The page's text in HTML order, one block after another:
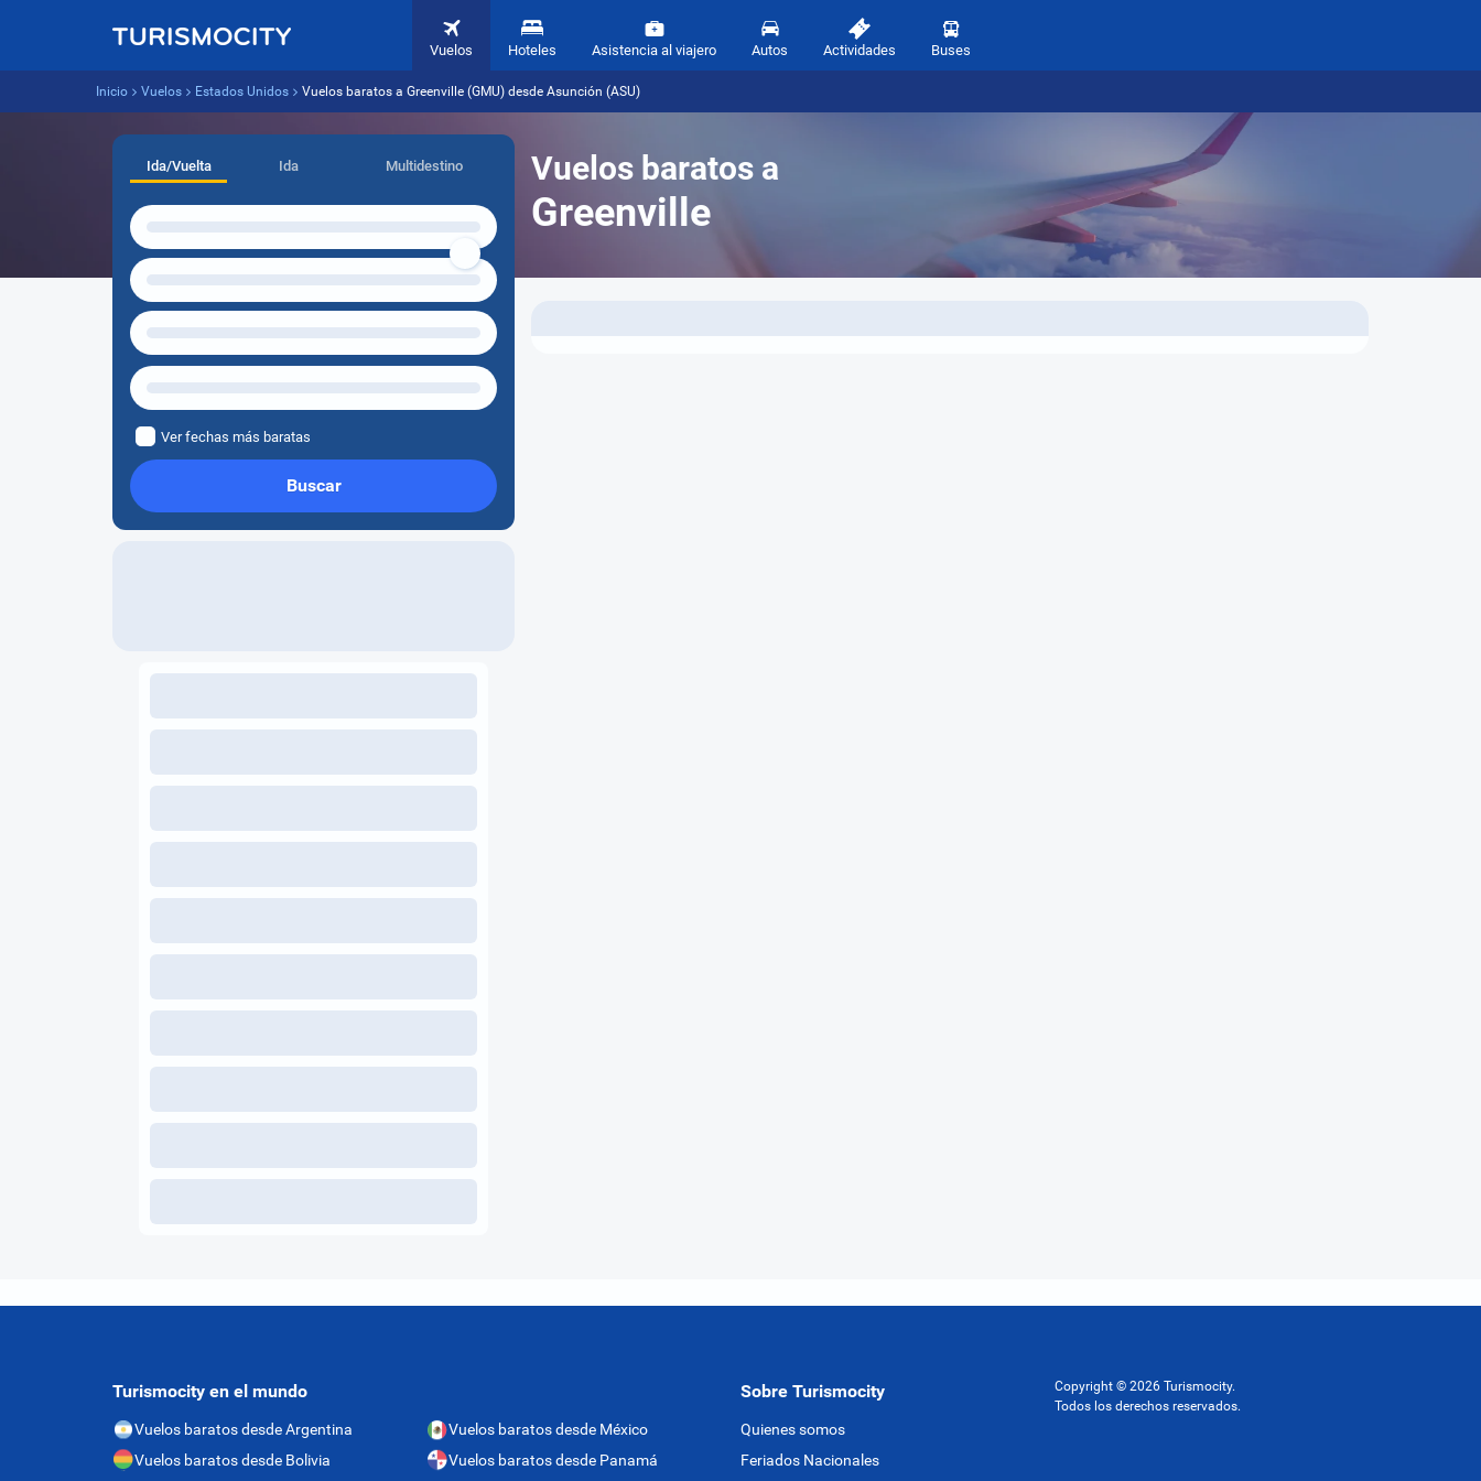
Vuelos Hoteles Asistencia al viajero Autos Actividades Buses
Inicio Vuelos Estados Unidos Vuelos baratos a Greenville (GMU) desde Asunción (ASU)
Vuelos baratos a
Greenville
Ida/Vuelta Ida Multidestino
Ver fechas más baratas
Buscar
Turismocity en el mundo
Vuelos baratos desde Argentina
Vuelos baratos desde Bolivia
Vuelos baratos desde México
Vuelos baratos desde Panamá
Sobre Turismocity
Quienes somos
Feriados Nacionales
Copyright © 2026 Turismocity.
Todos los derechos reservados.